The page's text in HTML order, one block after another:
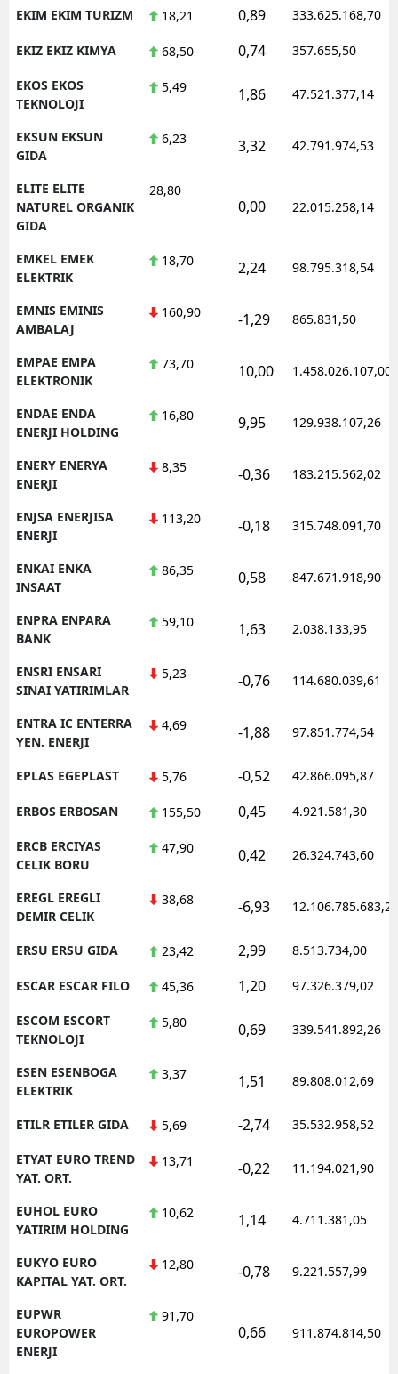
EKIM EKIM TURIZM 18,21 0,89 333.625.168,70
EKIZ EKIZ KIMYA 68,50 0,74 357.655,50
EKOS EKOS
TEKNOLOJI
5,49 1,86 47.521.377,14
EKSUN EKSUN
GIDA
6,23 3,32 42.791.974,53
ELITE ELITE
NATUREL ORGANIK
GIDA
28,80
0,00 22.015.258,14
EMKEL EMEK
ELEKTRIK
18,70 2,24 98.795.318,54
EMNIS EMINIS
AMBALAJ
160,90 -1,29 865.831,50
EMPAE EMPA
ELEKTRONIK
73,70 10,00 1.458.026.107,00
ENDAE ENDA
ENERJI HOLDING
16,80 9,95 129.938.107,26
ENERY ENERYA
ENERJI
8,35 -0,36 183.215.562,02
ENJSA ENERJISA
ENERJI
113,20 -0,18 315.748.091,70
ENKAI ENKA
INSAAT
86,35 0,58 847.671.918,90
ENPRA ENPARA
BANK
59,10 1,63 2.038.133,95
ENSRI ENSARI
SINAI YATIRIMLAR
5,23 -0,76 114.680.039,61
ENTRA IC ENTERRA
YEN. ENERJI
4,69 -1,88 97.851.774,54
EPLAS EGEPLAST 5,76 -0,52 42.866.095,87
ERBOS ERBOSAN 155,50 0,45 4.921.581,30
ERCB ERCIYAS
CELIK BORU
47,90 0,42 26.324.743,60
EREGL EREGLI
DEMIR CELIK
38,68 -6,93 12.106.785.683,20
ERSU ERSU GIDA 23,42 2,99 8.513.734,00
ESCAR ESCAR FILO 45,36 1,20 97.326.379,02
ESCOM ESCORT
TEKNOLOJI
5,80 0,69 339.541.892,26
ESEN ESENBOGA
ELEKTRIK
3,37 1,51 89.808.012,69
ETILR ETILER GIDA 5,69 -2,74 35.532.958,52
ETYAT EURO TREND
YAT. ORT.
13,71 -0,22 11.194.021,90
EUHOL EURO
YATIRIM HOLDING
10,62 1,14 4.711.381,05
EUKYO EURO
KAPITAL YAT. ORT.
12,80 -0,78 9.221.557,99
EUPWR
EUROPOWER
ENERJI
91,70
0,66 911.874.814,50